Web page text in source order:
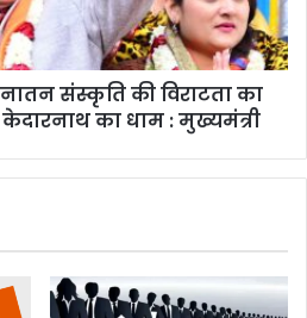
संस्कृति की विराटता का
का धाम : मुख्यमंत्री